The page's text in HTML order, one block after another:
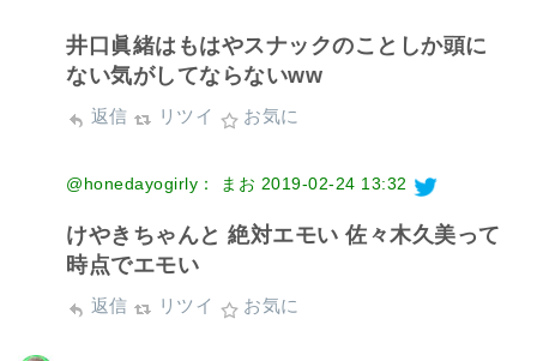
井口眞緒はもはやスナックのことしか頭に
ない気がしてならないww
返信 リツイ お気に
@honedayogirly： まお 2019-02-24 13:32
けやきちゃんと 絶対エモい 佐々木久美って
時点でエモい
返信 リツイ お気に